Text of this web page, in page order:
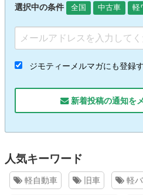
選択中の条件 全国 中古車 軽
ジモティーメルマガにも登録
新着投稿の通知を
人気キーワード
軽自動車 旧車 軽